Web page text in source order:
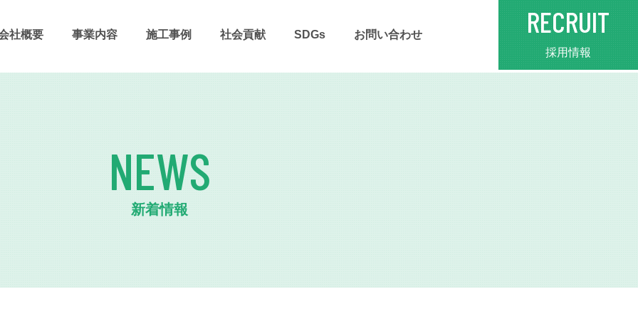
社概要 事業内容 施⼯事例 社会貢献 SDGs お問い合わせ RECRUIT
採用情報
NEWS
新着情報